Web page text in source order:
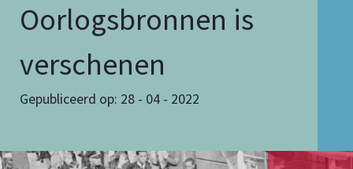
Oorlogsbronnen is
verschenen
Gepubliceerd op: 28 - 04 - 2022